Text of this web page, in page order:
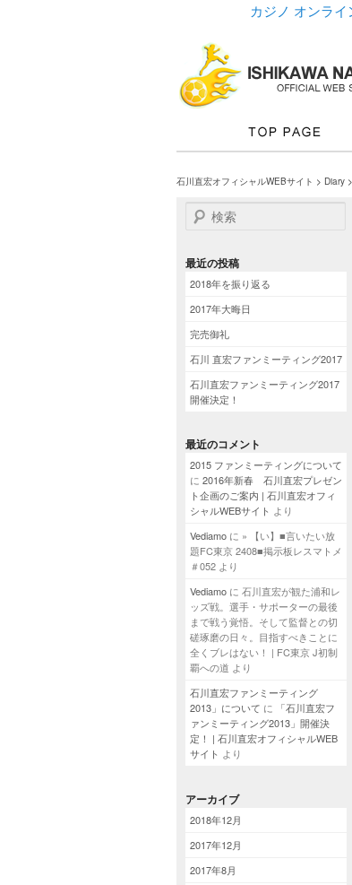
カジノ オンライ
石川直宏オフィシャルWEBサイト > Diary
検索
最近の投稿
2018年を振り返る
2017年大晦日
完売御礼
石川 直宏ファンミーティング2017
石川直宏ファンミーティング2017
開催決定！
最近のコメント
2015 ファンミーティングについて
に 2016年新春 石川直宏プレゼン
ト企画のご案内 | 石川直宏オフィ
シャルWEBサイト より
Vediamo に » 【い】■言いたい放
題FC東京 2408■掲示板レスマトメ
＃052 より
Vediamo に 石川直宏が観た浦和レ
ッズ戦。選手・サポーターの最後
まで戦う覚悟。そして監督との切
磋琢磨の日々。目指すべきことに
全くブレはない！ | FC東京 J初制
覇への道 より
石川直宏ファンミーティング
2013」について に
「石川直宏フ
ァンミーティング2013」開催決
定！ | 石川直宏オフィシャルWEB
サイト より
アーカイブ
2018年12月
2017年12月
2017年8月